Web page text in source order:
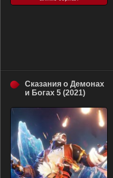
Сказания о Демонах
и Богах 5 (2021)